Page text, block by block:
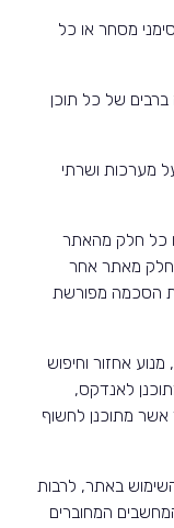
סימני מסחר או כל
ברבים של כל תוכן
על מערכות ושרתי
כל חלק מהאתר
מאתר אחר
הסכמה מפורשת
מנוע אחזור וחיפוש
לאנדקס,
מתוכנן לחשוף
השימוש באתר, לרבות
המחוברים